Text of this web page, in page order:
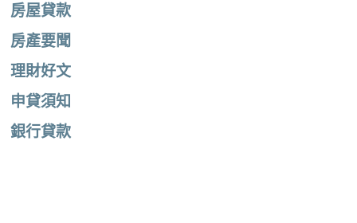
房屋貸款
房產要聞
理財好文
申貸須知
銀行貸款